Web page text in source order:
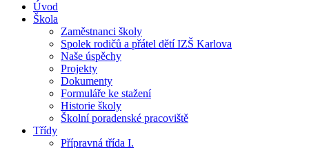
Úvod
Škola
Zaměstnanci školy
Spolek rodičů a přátel dětí IZŠ Karlova
Naše úspěchy
Projekty
Dokumenty
Formuláře ke stažení
Historie školy
Školní poradenské pracoviště
Třídy
Přípravná třída I.